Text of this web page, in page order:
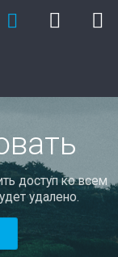
доступ ко всем
удалено.